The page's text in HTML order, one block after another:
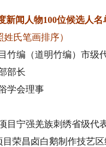
新闻人物100位候选人名
姓氏笔画排序）
竹编（道明竹编）市级
部长
学会理事
目宁强羌族刺绣省级代
荣昌卤白鹅制作技艺区